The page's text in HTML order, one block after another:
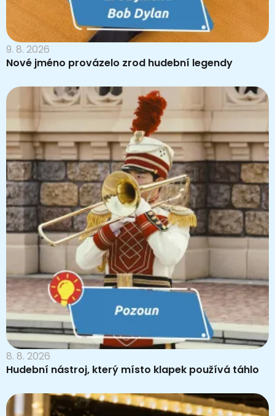
9. 8. 2026
Nové jméno provázelo zrod hudební legendy
8. 8. 2026
Hudební nástroj, který místo klapek používá táhlo